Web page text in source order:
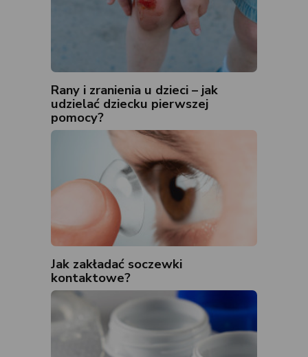
Rany i zranienia u dzieci – jak
udzielać dziecku pierwszej
pomocy?
Jak zakładać soczewki
kontaktowe?